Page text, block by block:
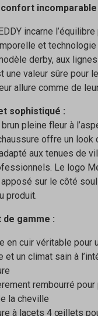
incomparable
incarne
et
derby, aux
une valeur sûre pour
allure comme de
sophistiqué :
pleine fleur à
offre un look
aux tenues de
Le logo
sur le côté
produit.
gamme :
en cuir véritable pour
et un climat sain à
rembourré
la cheville
à lacets 4 œillets